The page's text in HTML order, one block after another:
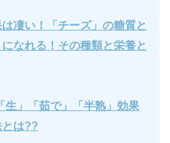
凄い！「チーズ」の糖質と
なれる！その種類と栄養と
」「茹で」「半熟」効果
とは??